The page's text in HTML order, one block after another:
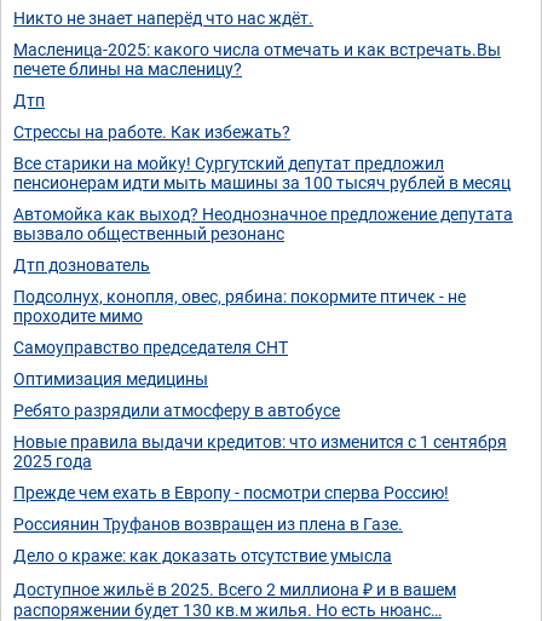
Никто не знает наперёд что нас ждёт.
Масленица-2025: какого числа отмечать и как встречать.Вы
печете блины на масленицу?
Дтп
Стрессы на работе. Как избежать?
Все старики на мойку! Сургутский депутат предложил
пенсионерам идти мыть машины за 100 тысяч рублей в месяц
Автомойка как выход? Неоднозначное предложение депутата
вызвало общественный резонанс
Дтп дознователь
Подсолнух, конопля, овес, рябина: покормите птичек - не
проходите мимо
Самоуправство председателя СНТ
Оптимизация медицины
Ребято разрядили атмосферу в автобусе
Новые правила выдачи кредитов: что изменится с 1 сентября
2025 года
Прежде чем ехать в Европу - посмотри сперва Россию!
Россиянин Труфанов возвращен из плена в Газе.
Дело о краже: как доказать отсутствие умысла
Доступное жильё в 2025. Всего 2 миллиона ₽ и в вашем
распоряжении будет 130 кв.м жилья. Но есть нюанс…